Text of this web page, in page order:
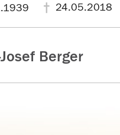
24.05.2018
Berger